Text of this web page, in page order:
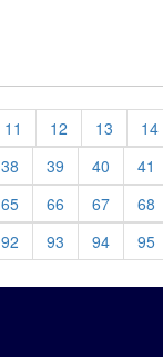
11 12 13 14
38 39 40 41
65 66 67 68
92 93 94 95